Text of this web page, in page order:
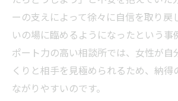
ーの支えによって徐々に自信を取り戻
いの場に臨めるようになったという事
ポート力の高い相談所では、女性が自
くりと相手を見極められるため、納得
ながりやすいのです。